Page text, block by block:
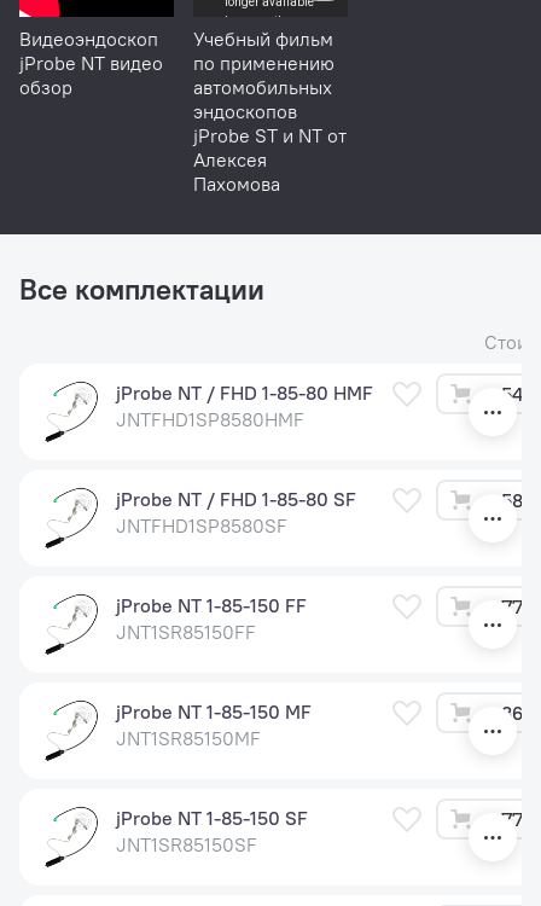
Видеоэндоскоп
jProbe NT видео
обзор
Учебный фильм
по применению
автомобильных
эндоскопов
jProbe ST и NT от
Алексея
Пахомова
Все комплектации
jProbe NT / FHD 1-85-80 HMF
JNTFHD1SP8580HMF
54
jProbe NT / FHD 1-85-80 SF
JNTFHD1SP8580SF
58
jProbe NT 1-85-150 FF
JNT1SR85150FF
77
jProbe NT 1-85-150 MF
JNT1SR85150MF
86
jProbe NT 1-85-150 SF
JNT1SR85150SF
77